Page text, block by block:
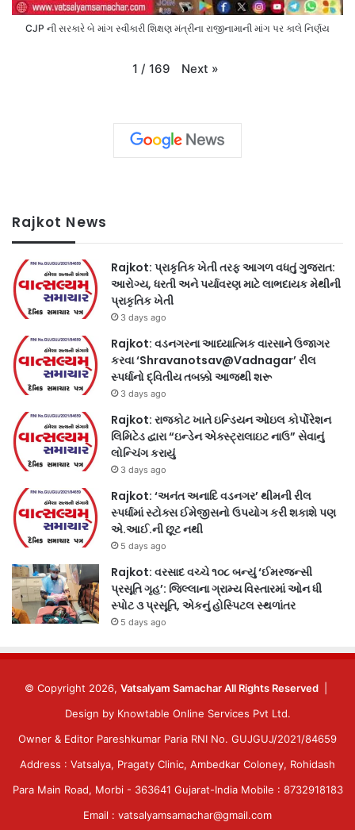
CJP ની સરકારે બે માંગ સ્વીકારી શિક્ષણ મંત્રીના રાજીનામાની માંગ પર કાલે નિર્ણય
1 / 169 Next »
Rajkot News
Rajkot: પ્રાકૃતિક ખેતી તરફ આગળ વધતું ગુજરાત:
આરોગ્ય, ધરતી અને પર્યાવરણ માટે લાભદાયક મેથીની
પ્રાકૃતિક ખેતી
3 days ago
Rajkot: વડનગરના આધ્યાત્મિક વારસાને ઉજાગર
કરવા ‘Shravanotsav@Vadnagar’ રીલ
સ્પર્ધાનો દ્વિતીય તબક્કો આજથી શરૂ
3 days ago
Rajkot: રાજકોટ ખાતે ઇન્ડિયન ઓઇલ કોર્પોરેશન
લિમિટેડ દ્વારા “ઇન્ડેન એક્સ્ટ્રાલાઇટ નાઉ” સેવાનું
લોન્ચિંગ કરાયું
3 days ago
Rajkot: ‘અનંત અનાદિ વડનગર’ થીમની રીલ
સ્પર્ધામાં સ્ટોક્સ ઈમેજીસનો ઉપયોગ કરી શકાશે પણ
એ.આઈ.ની છૂટ નથી
5 days ago
Rajkot: વરસાદ વચ્ચે ૧૦૮ બન્યું ‘ઈમરજન્સી
પ્રસૂતિ ગૃહ’: જિલ્લાના ગ્રામ્ય વિસ્તારમાં ઓન ધી
સ્પોટ ૩ પ્રસૂતિ, એકનું હોસ્પિટલ સ્થળાંતર
5 days ago
© Copyright 2026, Vatsalyam Samachar All Rights Reserved
Design by Knowtable Online Services Pvt Ltd.
Owner & Editor Pareshkumar Paria RNI No. GUJGUJ/2021/84659
Address : Vatsalya, Pragaty Clinic, Ambedkar Coloney, Rohidash
Para Main Road, Morbi - 363641 Gujarat-India Mobile : 8732918183
Email : vatsalyamsamachar@gmail.com